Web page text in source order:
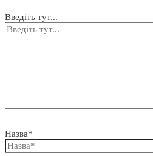
Введіть тут...
Назва*